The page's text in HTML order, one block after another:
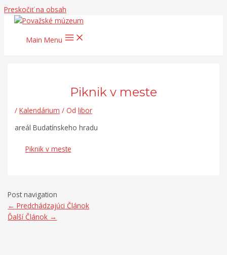
Preskočiť na obsah
Main Menu
Piknik v meste
/Kalendárium / Od libor
areál Budatínskeho hradu
Piknik v meste
Post navigation
← Predchádzajúci Článok
Ďalší Článok →